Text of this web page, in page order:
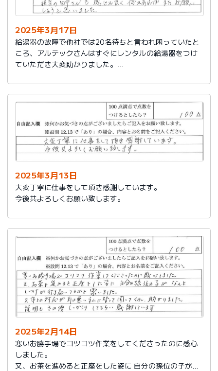
2025年3月17日
給湯器の故障で他社では20名待ちと言われ困っていたと
ころ、アルテックさんはすぐにレンタルの給湯器をつけ
ていただき大変助かりました。
うと思いました。
2025年3月13日
大変丁寧に仕事をして頂き感謝しています。
今後共よろしくお願い致します。
2025年2月14日
寒いお勝手場でコツコツ作業をしてくださったのに感心
しました。
又、お茶を進めると正座をした姿に 自分の孫位の子がな